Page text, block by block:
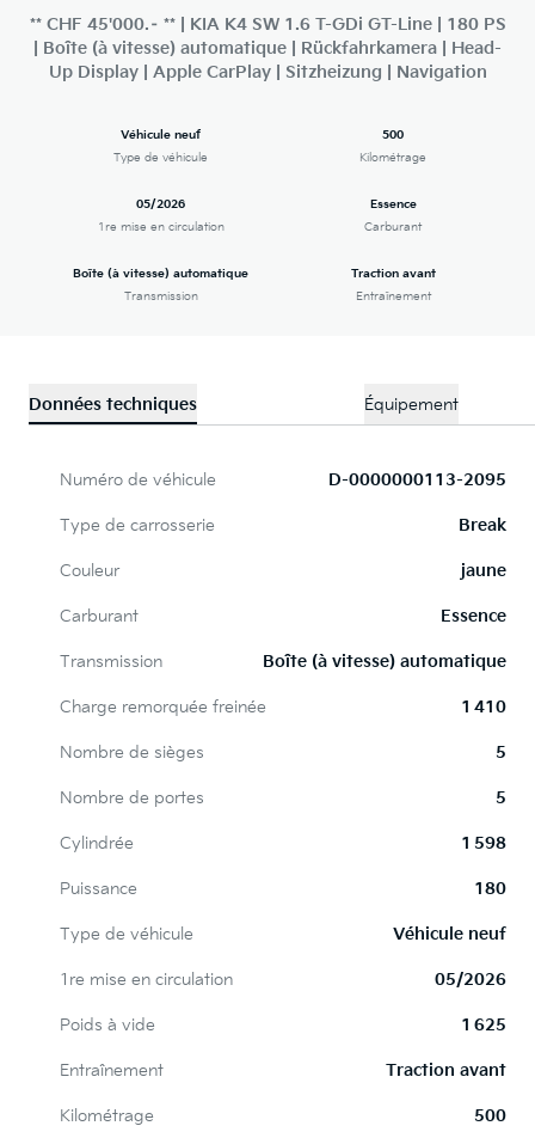
** CHF 45'000.– ** | KIA K4 SW 1.6 T-GDi GT-Line | 180 PS
| Boîte (à vitesse) automatique | Rückfahrkamera | Head-
Up Display | Apple CarPlay | Sitzheizung | Navigation
Véhicule neuf
Type de véhicule
500
Kilométrage
05/2026
1re mise en circulation
Essence
Carburant
Boîte (à vitesse) automatique
Transmission
Traction avant
Entraînement
Données techniques Équipement
Numéro de véhicule D-0000000113-2095
Type de carrosserie Break
Couleur jaune
Carburant Essence
Transmission Boîte (à vitesse) automatique
Charge remorquée freinée 1 410
Nombre de sièges 5
Nombre de portes 5
Cylindrée 1 598
Puissance 180
Type de véhicule Véhicule neuf
1re mise en circulation 05/2026
Poids à vide 1 625
Entraînement Traction avant
Kilométrage 500